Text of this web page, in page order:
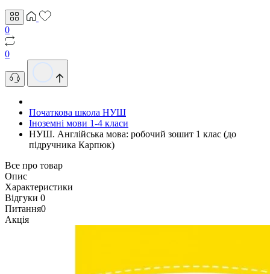
0
0
Початкова школа НУШ
Іноземні мови 1-4 класи
НУШ. Англійська мова: робочий зошит 1 клас (до
підручника Карпюк)
Все про товар
Опис
Характеристики
Відгуки 0
Питання0
Акція